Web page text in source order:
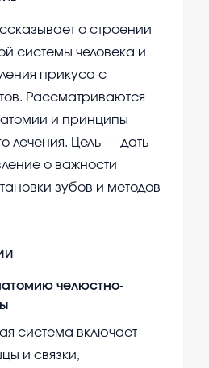
о строении
системы человека и
прикуса с
Рассматриваются
и принципы
лечения. Цель — дать
о важности
зубов и методов
челюстно-
система включает
и связки,